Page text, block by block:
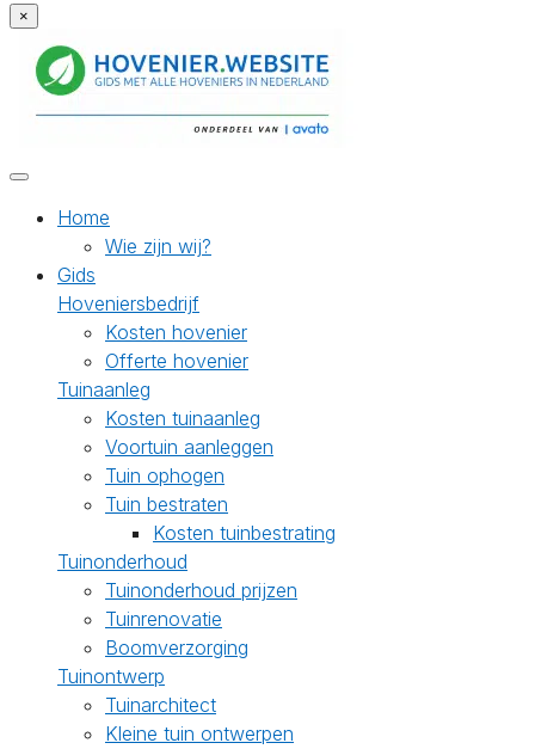
×
Home
Wie zijn wij?
Gids
Hoveniersbedrijf
Kosten hovenier
Offerte hovenier
Tuinaanleg
Kosten tuinaanleg
Voortuin aanleggen
Tuin ophogen
Tuin bestraten
Kosten tuinbestrating
Tuinonderhoud
Tuinonderhoud prijzen
Tuinrenovatie
Boomverzorging
Tuinontwerp
Tuinarchitect
Kleine tuin ontwerpen